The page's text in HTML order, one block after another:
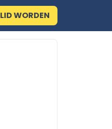
LID WORDEN